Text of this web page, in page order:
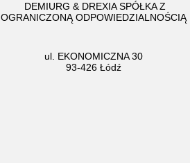
DEMIURG & DREXIA SPÓŁKA Z
OGRANICZONĄ ODPOWIEDZIALNOŚCIĄ
ul. EKONOMICZNA 30
93-426 Łódź